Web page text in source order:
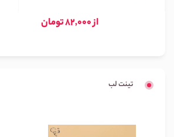
از 82,000 تومان
تینت لب